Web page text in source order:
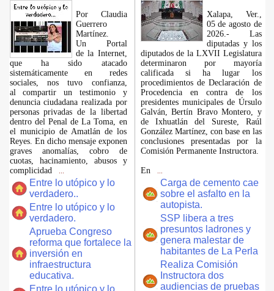
Por Claudia
Guerrero
Martínez.
​Un Portal
de la Internet,
que ha sido atacado
sistemáticamente en redes
sociales, nos tuvo confianza,
al compartir un testimonio y
denuncia ciudadana realizada por
personas privadas de la libertad
dentro del Penal de La Toma, en
el municipio de Amatlán de los
Reyes. En dicho mensaje exponen
graves anomalías, cobro de
cuotas, hacinamiento, abusos y
complicidad
Entre lo utópico y lo
verdadero..
Entre lo utópico y lo
verdadero.
Aprueba Congreso
reforma que fortalece la
inversión en
infraestructura
educativa.
Entre lo utópico y lo
Xalapa, Ver.,
05 de agosto de
2026.- Las
diputadas y los
diputados de la LXVII Legislatura
determinaron por mayoría
calificada si ha lugar los
procedimientos de Declaración de
Procedencia en contra de los
presidentes municipales de Úrsulo
Galván, Bertín Bravo Montero, y
de Ixhuatlán del Sureste, Raúl
González Martínez, con base en las
conclusiones presentadas por la
Comisión Permanente Instructora.
En
Carga de cemento cae
sobre el asfalto en la
autopista.
SSP libera a tres
presuntos ladrones y
genera malestar de
habitantes de La Perla
Realiza Comisión
Instructora dos
audiencias de pruebas